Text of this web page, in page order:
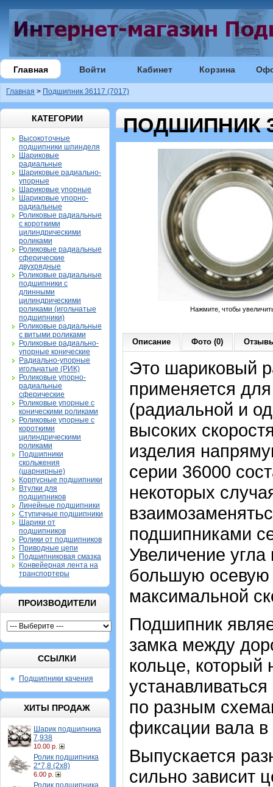
Главная Войти Кабинет Корзина
Главная > Подшипник 36117 (7017)
КАТЕГОРИИ
Высокоточные
подшипники шпинделя
Шариковые
радиальные
Шариковые радиально-
упорные
Шариковые упорные
Шариковые упорно-
радиальные
Роликовые радиальные
с короткими
цилиндрическими
роликами
Роликовые радиальные
сферические
двухрядные
Роликовые радиальные
подшипники с
длинными
цилиндрическими
роликами (игольчатые
подшипники)
Роликовые радиальные
с витыми роликами
Роликовые радиально-
упорные конические
Радиально-упорные
игольчатые (РИК)
Роликовые упорно-
радиальные
сферические
Роликовые упорные с
коническими роликами
Роликовые упорные с
короткими
цилиндрическими
роликами
Подшипники
скольжения
(шарнирные)
Корпусные подшипники
Втулки для
подшипников
Линейные подшипники
Ступичные подшипники
Шарики от
подшипников
Ролики от подшипников
Приводные цепи
Подшипниковая смазка
Конвейерная лента на
транспортеры
ПРОИЗВОДИТЕЛИ
ССЫЛКИ
Подшипники качения
ХИТЫ ПРОДАЖ
Шарик подшипника
7,938
10.00 р.
Ролик подшипника
2*7,8 (2х8)
6.00 р.
Ролик подшипника
ПОДШИПНИК
Нажмите, чтобы
Описание Фото (0)
Это шариковый
применяется
(радиальной и
высоких
изделия
серии 36000
некоторых
подшипниками
Увеличение угла
большую осевую
максимальной
Подшипник
замка между
кольце,
по разным
фиксации вала
Выпускается
сильно зависит